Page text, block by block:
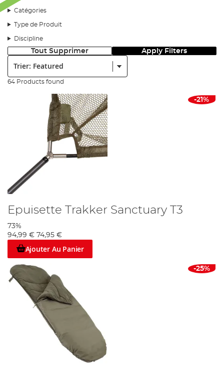
Catégories
Type de Produit
Discipline
Tout Supprimer Apply Filters
64 Products found
-21%
Epuisette Trakker Sanctuary T3
73%
94,99 € 74,95 €
Ajouter Au Panier
-25%